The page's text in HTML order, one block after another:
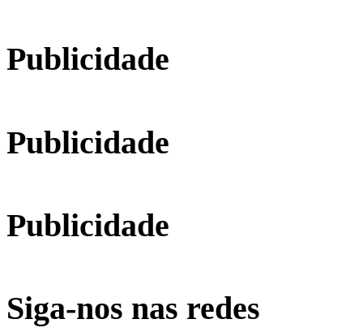
Publicidade
Publicidade
Publicidade
Siga-nos nas redes